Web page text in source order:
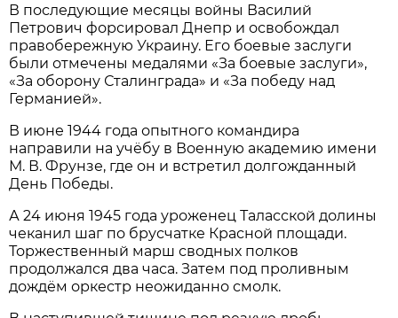
В последующие месяцы войны Василий
Петрович форсировал Днепр и освобождал
правобережную Украину. Его боевые заслуги
были отмечены медалями «За боевые заслуги»,
«За оборону Сталинграда» и «За победу над
Германией».
В июне 1944 года опытного командира
направили на учёбу в Военную академию имени
М. В. Фрунзе, где он и встретил долгожданный
День Победы.
А 24 июня 1945 года уроженец Таласской долины
чеканил шаг по брусчатке Красной площади.
Торжественный марш сводных полков
продолжался два часа. Затем под проливным
дождём оркестр неожиданно смолк.